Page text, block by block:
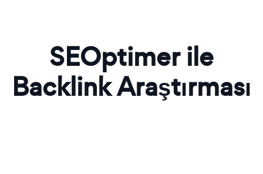
SEOptimer ile
Backlink Araştırması